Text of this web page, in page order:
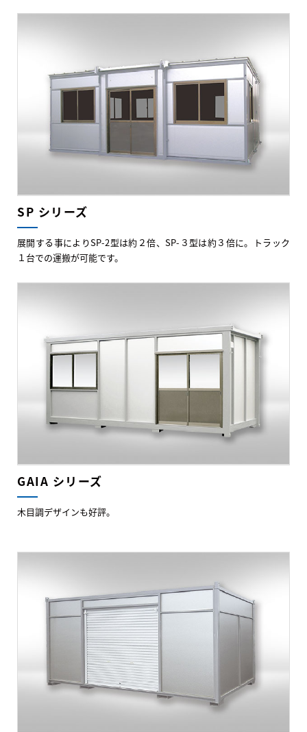
SP シリーズ
展開する事によりSP-2型は約２倍、SP-３型は約３倍に。トラック
１台での運搬が可能です。
GAIA シリーズ
木目調デザインも好評。